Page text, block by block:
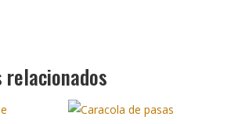
relacionados